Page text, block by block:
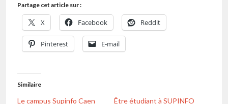
Partage cet article sur :
X Facebook Reddit
Pinterest E-mail
Similaire
Le campus Supinfo Caen
Être étudiant à SUPINFO